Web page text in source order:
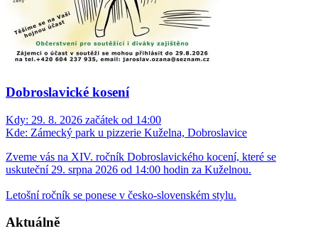
Dobroslavické kosení
Kdy: 29. 8. 2026 začátek od 14:00
Kde: Zámecký park u pizzerie Kuželna, Dobroslavice
Zveme vás na XIV. ročník Dobroslavického kocení, které se
uskuteční 29. srpna 2026 od 14:00 hodin za Kuželnou.
Letošní ročník se ponese v česko-slovenském stylu.
Aktuálně